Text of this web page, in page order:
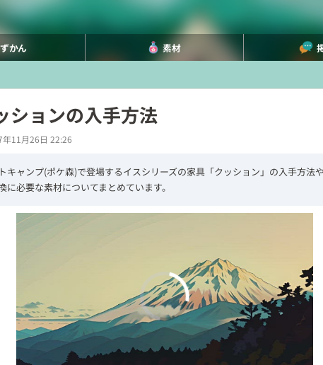
ずかん 素材
ションの入手方法
年11月26日 22:26
キャンプ(ポケ森)で登場するイスシリーズの家具「クッション」の入手方法
に必要な素材についてまとめています。